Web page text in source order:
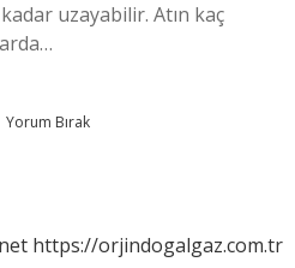
uzayabilir. Atın kaç
Yorum Bırak
https://orjindogalgaz.com.tr